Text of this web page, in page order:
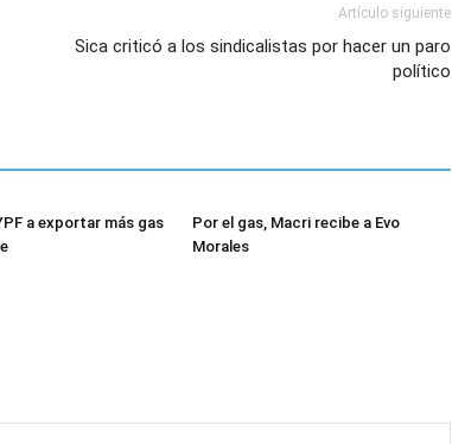
Artículo siguiente
Sica criticó a los sindicalistas por hacer un paro
político
a exportar más gas
Por el gas, Macri recibe a Evo
Morales